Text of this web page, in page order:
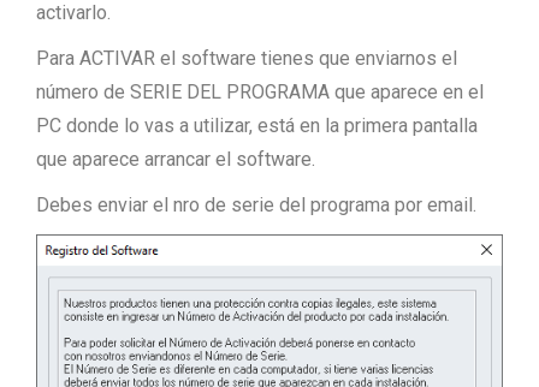
activarlo.
Para ACTIVAR el software tienes que enviarnos el
número de SERIE DEL PROGRAMA que aparece en el
PC donde lo vas a utilizar, está en la primera pantalla
que aparece arrancar el software.
Debes enviar el nro de serie del programa por email.